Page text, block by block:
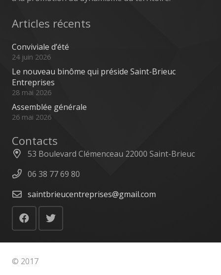
Articles récents
Conviviale d’été
24 juin 2026
Le nouveau binôme qui préside Saint-Brieuc
Entreprises
28 mai 2026
Assemblée générale
26 mai 2026
Contacts
53 Boulevard Clémenceau 22000 Saint-Brieuc
06 38 77 69 80
saintbrieucentreprises@gmail.com
© 2017